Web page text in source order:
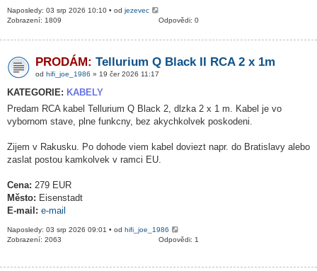
Naposledy: 03 srp 2026 10:10 • od jezevec
Odpovědi: 0
Zobrazení: 1809
PRODÁM: Tellurium Q Black II RCA 2 x 1m
od hifi_joe_1986 » 19 čer 2026 11:17
KATEGORIE: KABELY
Predam RCA kabel Tellurium Q Black 2, dlzka 2 x 1 m. Kabel je vo
vybornom stave, plne funkcny, bez akychkolvek poskodeni.
Zijem v Rakusku. Po dohode viem kabel doviezt napr. do Bratislavy alebo
zaslat postou kamkolvek v ramci EU.
Cena: 279 EUR
Město: Eisenstadt
E-mail: e-mail
Naposledy: 03 srp 2026 09:01 • od hifi_joe_1986
Odpovědi: 1
Zobrazení: 2063